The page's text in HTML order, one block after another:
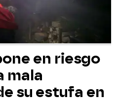
en riesgo
mala
su estufa en